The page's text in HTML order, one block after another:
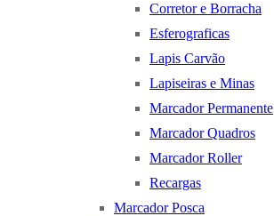
Corretor e Borracha
Esferograficas
Lapis Carvão
Lapiseiras e Minas
Marcador Permanente
Marcador Quadros
Marcador Roller
Recargas
Marcador Posca